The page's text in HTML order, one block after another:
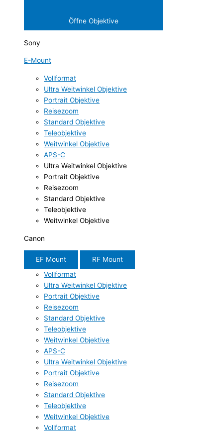
Öffne Objektive
Sony
E-Mount
Vollformat
Ultra Weitwinkel Objektive
Portrait Objektive
Reisezoom
Standard Objektive
Teleobjektive
Weitwinkel Objektive
APS-C
Ultra Weitwinkel Objektive
Portrait Objektive
Reisezoom
Standard Objektive
Teleobjektive
Weitwinkel Objektive
Canon
EF Mount
RF Mount
Vollformat
Ultra Weitwinkel Objektive
Portrait Objektive
Reisezoom
Standard Objektive
Teleobjektive
Weitwinkel Objektive
APS-C
Ultra Weitwinkel Objektive
Portrait Objektive
Reisezoom
Standard Objektive
Teleobjektive
Weitwinkel Objektive
Vollformat